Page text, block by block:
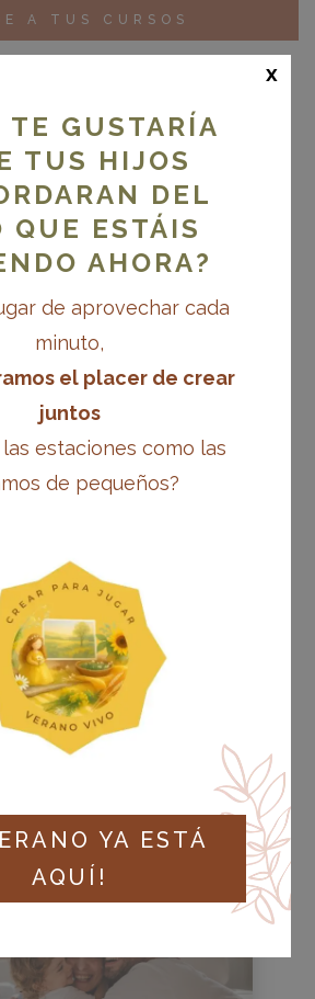
A TUS CURSOS
PARA UNA
UNA MIRADA
PARA
INFANTE
ESTRATEGIAS PEDAGÓGICAS
TE GUSTARÍA
TUS HIJOS
DEL
QUE ESTÁIS
AHORA?
de aprovechar cada
minuto,
el placer de crear
juntos
estaciones como las
de pequeños?
YA ESTÁ
AQUÍ!
x